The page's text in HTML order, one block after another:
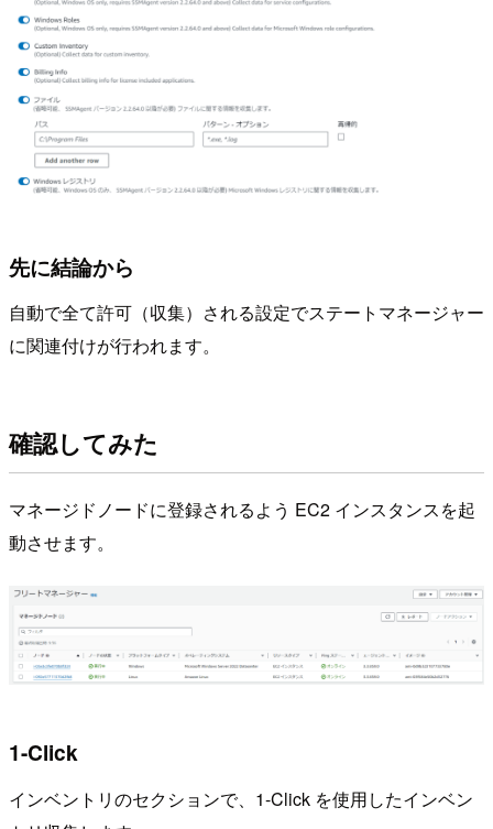
先に結論から
自動で全て許可（収集）される設定でステートマネージャー
に関連付けが行われます。
確認してみた
マネージドノードに登録されるよう EC2 インスタンスを起
動させます。
1-Click
インベントリのセクションで、1-Click を使用したインベン